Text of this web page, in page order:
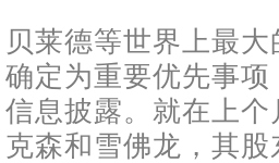
贝莱德等世界上最
确定为重要优先事
信息披露。就在上
克森和雪佛龙，其